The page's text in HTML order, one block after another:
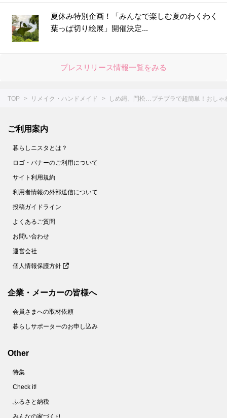
夏休み特別企画！「みんなで楽しむ夏のわくわく
葉っぱ切り絵展」開催決定...
プレスリリース情報一覧をみる
TOP リメイク・ハンドメイド しめ縄、門松…プチプラで超簡単！おしゃ
ご利用案内
暮らしニスタとは？
ロゴ・バナーのご利用について
サイト利用規約
利用者情報の外部送信について
投稿ガイドライン
よくあるご質問
お問い合わせ
運営会社
個人情報保護方針
企業・メーカーの皆様へ
会員さまへの取材依頼
暮らしサポーターのお申し込み
Other
特集
Check it!
ふるさと納税